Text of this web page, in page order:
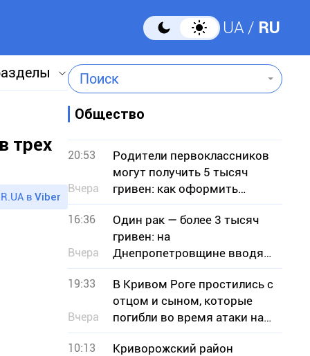
UA RU
Поиск
трех
в Viber
Общество
20:53
Вчера
Родители первоклассников
могут получить 5 тысяч
гривен: как оформить
«Пакет школьника»
16:36
Вчера
Один рак — более 3 тысяч
гривен: на
Днепропетровщине вводят
запрет на отлов
19:33
Вчера
В Кривом Роге простились с
отцом и сыном, которые
погибли во время атаки на
АЗС
10:13
Криворожский район